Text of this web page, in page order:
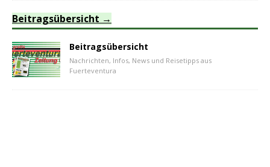
Beitragsübersicht
Beitragsübersicht
Nachrichten, Infos, News und Reisetipps aus
Fuerteventura